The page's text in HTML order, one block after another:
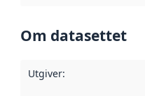
Om datasettet
Utgiver: